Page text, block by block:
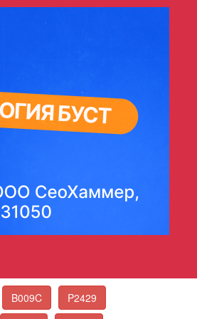
коды
OBD-II
B009C
P2429